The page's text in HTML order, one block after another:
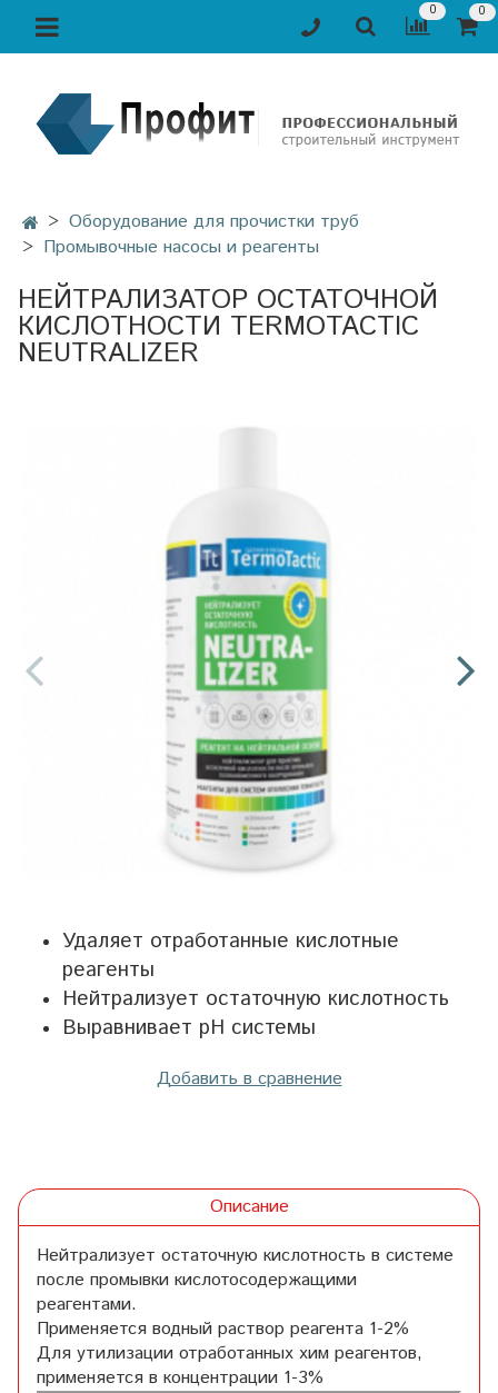
0 0
Оборудование для прочистки труб
Промывочные насосы и реагенты
НЕЙТРАЛИЗАТОР ОСТАТОЧНОЙ
КИСЛОТНОСТИ TERMOTACTIC
NEUTRALIZER
Удаляет отработанные кислотные
реагенты
Нейтрализует остаточную кислотность
Выравнивает pH системы
Добавить в сравнение
Описание
Нейтрализует остаточную кислотность в системе
после промывки кислотосодержащими
реагентами.
Применяется водный раствор реагента 1-2%
Для утилизации отработанных хим реагентов,
применяется в концентрации 1-3%